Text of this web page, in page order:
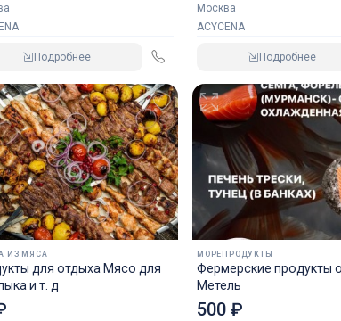
Подробнее
Москва
ACYCENA
Подробнее
ИЗ МЯСА
для отдыха Мясо для
и т. д
МОРЕПРОДУКТЫ
Фермерские продукты от
Метель
500 ₽